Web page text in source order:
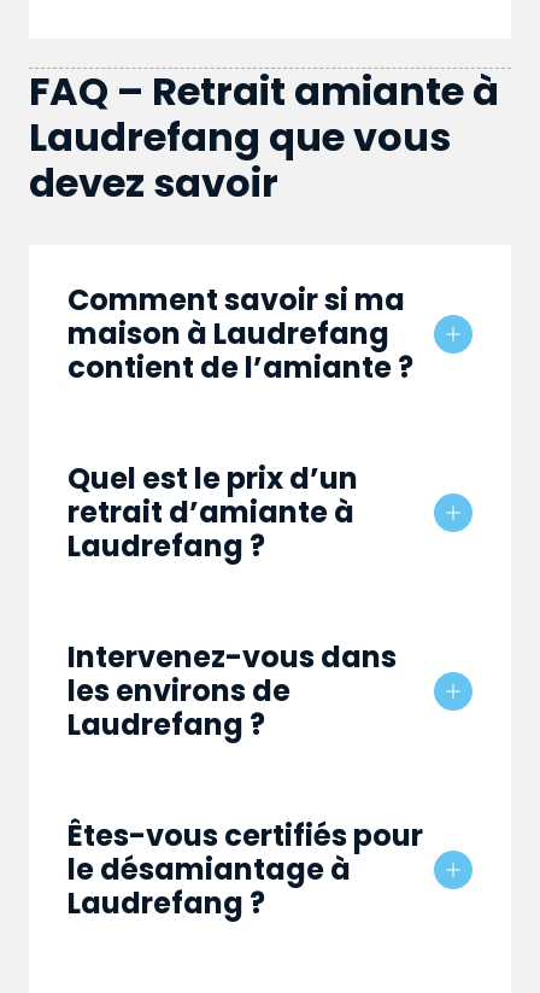
FAQ – Retrait amiante à
Laudrefang que vous
devez savoir
Comment savoir si ma
maison à Laudrefang
contient de l’amiante ?
Quel est le prix d’un
retrait d’amiante à
Laudrefang ?
Intervenez-vous dans
les environs de
Laudrefang ?
Êtes-vous certifiés pour
le désamiantage à
Laudrefang ?